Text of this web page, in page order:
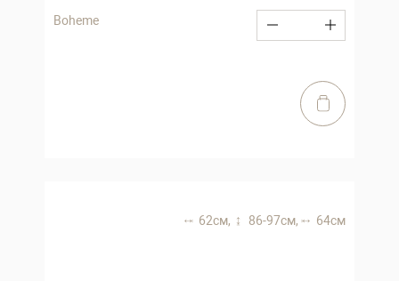
Boheme
62 см, 86-97 см, 64 см